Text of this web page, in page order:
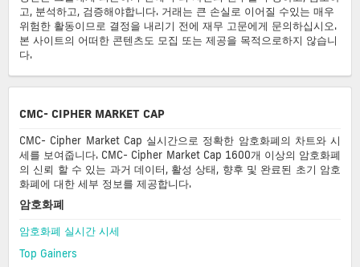
고, 분석하고, 검증해야합니다. 거래는 큰 손실로 이어질 수있는 매우
위험한 활동이므로 결정을 내리기 전에 재무 고문에게 문의하십시오.
본 사이트의 어떠한 콘텐츠도 모집 또는 제공을 목적으로하지 않습니
다.
CMC- CIPHER MARKET CAP
CMC- Cipher Market Cap 실시간으로 정확한 암호화폐의 차트와 시
세를 보여줍니다. CMC- Cipher Market Cap 1600개 이상의 암호화폐
의 신뢰 할 수 있는 과거 데이터, 활성 상태, 향후 및 완료된 초기 암호
화폐에 대한 세부 정보를 제공합니다.
암호화폐
암호화폐 실시간 시세
Top Gainers